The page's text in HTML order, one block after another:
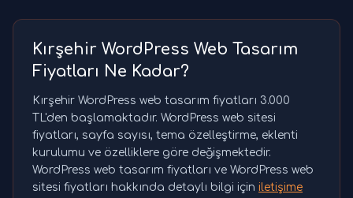
Kırşehir WordPress Web Tasarım
Fiyatları Ne Kadar?
Kırşehir WordPress web tasarım fiyatları 3.000
TL'den başlamaktadır. WordPress web sitesi
fiyatları, sayfa sayısı, tema özelleştirme, eklenti
kurulumu ve özelliklere göre değişmektedir.
WordPress web tasarım fiyatları ve WordPress web
sitesi fiyatları hakkında detaylı bilgi için iletişime